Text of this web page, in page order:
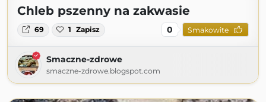
Chleb pszenny na zakwasie
69 1 Zapisz 0 Smakowite
Smaczne-zdrowe
smaczne-zdrowe.blogspot.com